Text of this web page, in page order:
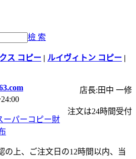
檢 索
ス コピー | ルイヴィトン コピー |
店長:田中 一修
注文は24時間受付
ーパーコピー財
上、ご注文日の12時間以内、当